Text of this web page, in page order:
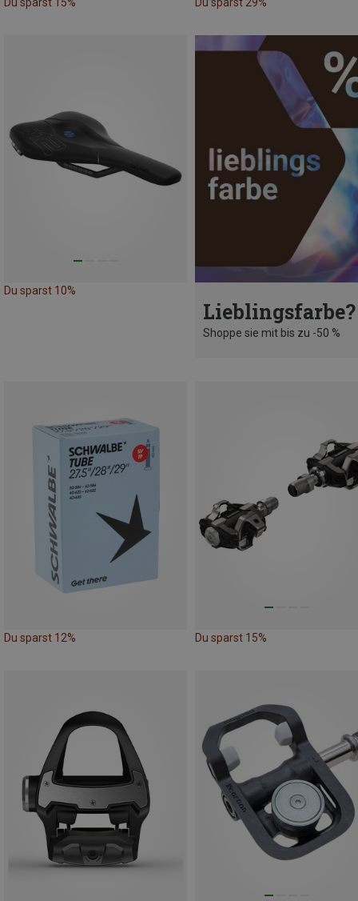
Du sparst 15% Du sparst 29%
Du sparst 10%
Lieblingsfarbe?
Shoppe sie mit bis zu -50 %
Du sparst 12% Du sparst 15%